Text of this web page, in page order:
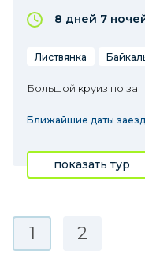
8 дней 7
Листвянка
Большой круиз по
Ближайшие даты
показать тур
1 2